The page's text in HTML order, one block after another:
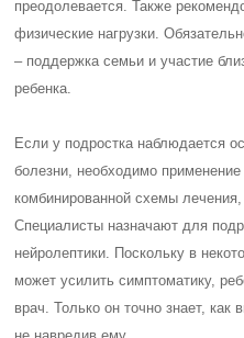
преодолевается. Также
физические нагрузки.
– поддержка семьи и участие
ребенка.
Если у подростка наблюдается
болезни, необходимо
комбинированной схемы лечения,
Специалисты назначают для
нейролептики. Поскольку в
может усилить симптоматику,
врач. Только он точно знает, как